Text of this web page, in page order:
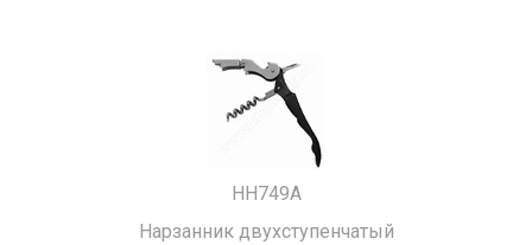
HH749A
Нарзанник двухступенчатый